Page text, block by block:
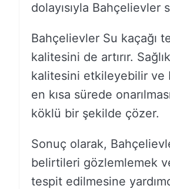
dolayısıyla
Bahçelievler Su kaçağı
kalitesini de artırır.
kalitesini etkileyebilir ve
en kısa sürede
köklü bir şekilde çözer.
Sonuç olarak,
belirtileri gözlemlemek
tespit edilmesine